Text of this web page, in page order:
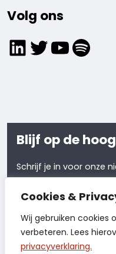
Cookies &
Wij gebruiken cookies
verbeteren. Lees
privacyverklaring.
Volg ons
LinkedIn
Twitter
Blijf op de
Schrijf je in voor onze
hoogte van al ons
Meld je aan